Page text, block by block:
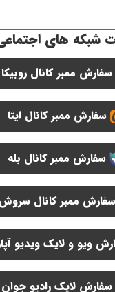
شبکه های اجتماعی
سفارش ممبر کانال روبیکا
سفارش ممبر کانال ایتا
سفارش ممبر کانال بله
سفارش ممبر کانال سروش
ویو و لایک ویدیو
سفارش لایک رادیو جوان